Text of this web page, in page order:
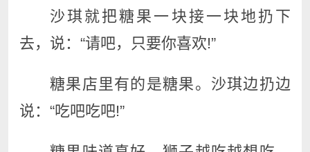
沙琪就把糖果一块接一块地扔下
去，说：“请吧，只要你喜欢!”
糖果店里有的是糖果。沙琪边扔边
说：“吃吧吃吧!”